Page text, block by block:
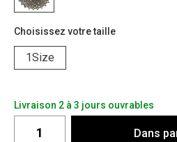
Choisissez votre taille
1Size
Livraison 2 à 3 jours ouvrables
Dans